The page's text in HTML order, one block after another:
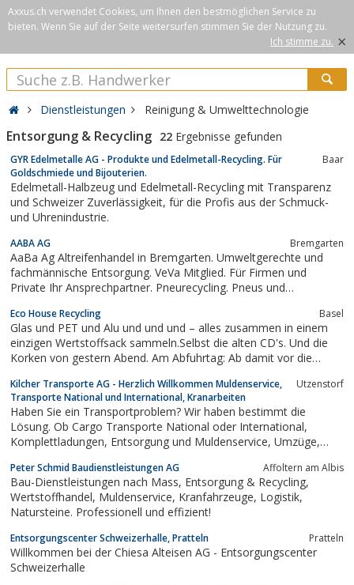
Axxus.ch verwendet Cookies, um Ihnen den bestmöglichen Service zu
bieten. Wenn Sie auf der Seite weitersurfen stimmen Sie der Nutzung zu.
Ich stimme zu. ×
Dienstleistungen Reinigung & Umwelttechnologie
Entsorgung & Recycling 22 Ergebnisse gefunden
GYR Edelmetalle AG - Produkte und Edelmetall-Recycling. Für
Goldschmiede und Bijouterien.
Baar
Edelmetall-Halbzeug und Edelmetall-Recycling mit Transparenz
und Schweizer Zuverlässigkeit, für die Profis aus der Schmuck-
und Uhrenindustrie.
AABA AG Bremgarten
AaBa Ag Altreifenhandel in Bremgarten. Umweltgerechte und
fachmännische Entsorgung. VeVa Mitglied. Für Firmen und
Private Ihr Ansprechpartner. Pneurecycling. Pneus und
Eco House Recycling Basel
Glas und PET und Alu und und und – alles zusammen in einem
einzigen Wertstoffsack sammeln.Selbst die alten CD's. Und die
Korken von gestern Abend. Am Abfuhrtag: Ab damit vor die
rezyklieren alles fachgerecht.Sie machen was Gutes für die
Umwelt, wir tun Ihnen was...
Kilcher Transporte AG - Herzlich Willkommen Muldenservice,
Transporte National und International, Kranarbeiten
Utzenstorf
Haben Sie ein Transportproblem? Wir haben bestimmt die
Lösung. Ob Cargo Transporte National oder International,
Komplettladungen, Entsorgung und Muldenservice, Umzüge,
sind Ihr Transportfachmann. Ihre Kilcher Transporte AG in
Utzenstorf
Peter Schmid Baudienstleistungen AG Affoltern am Albis
Bau-Dienstleistungen nach Mass, Entsorgung & Recycling,
Wertstoffhandel, Muldenservice, Kranfahrzeuge, Logistik,
Natursteine. Professionell und effizient!
Entsorgungscenter Schweizerhalle, Pratteln Pratteln
Willkommen bei der Chiesa Alteisen AG - Entsorgungscenter
Schweizerhalle